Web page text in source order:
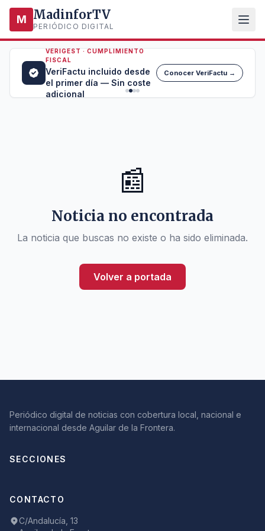
M MadinforTV
PERIÓDICO DIGITAL
VERIGEST · CUMPLIMIENTO
FISCAL
VeriFactu incluido desde
el primer día — Sin coste
adicional
Conocer VeriFactu →
📰
Noticia no encontrada
La noticia que buscas no existe o ha sido eliminada.
Volver a portada
Periódico digital de noticias con cobertura local, nacional e
internacional desde Aguilar de la Frontera.
SECCIONES
CONTACTO
C/Andalucía, 13